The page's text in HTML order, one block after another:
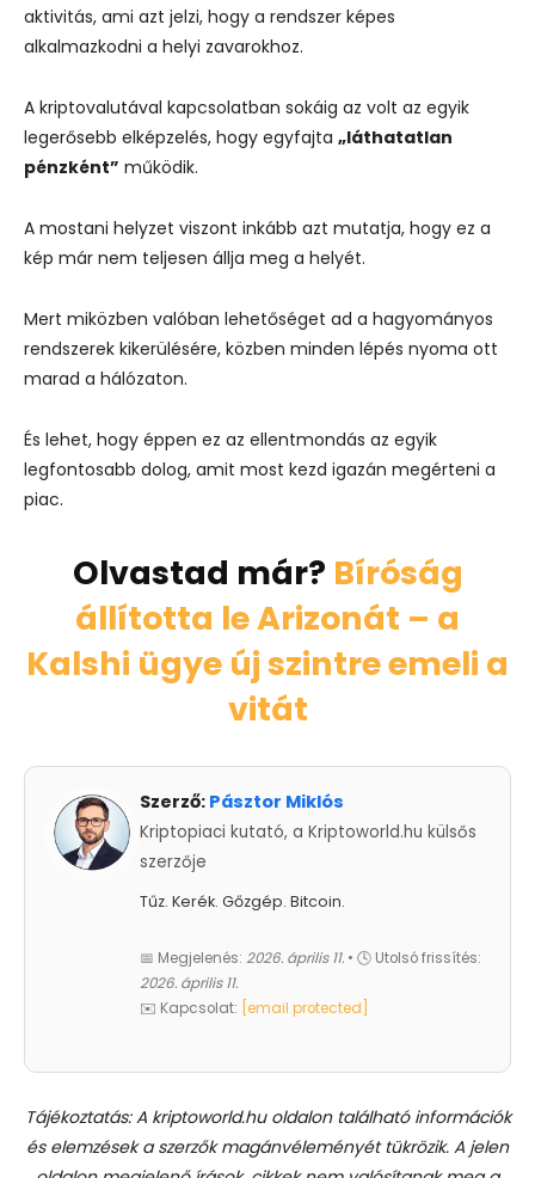
aktivitás, ami azt jelzi, hogy a rendszer képes
alkalmazkodni a helyi zavarokhoz.
A kriptovalutával kapcsolatban sokáig az volt az egyik
legerősebb elképzelés, hogy egyfajta „láthatatlan
pénzként” működik.
A mostani helyzet viszont inkább azt mutatja, hogy ez a
kép már nem teljesen állja meg a helyét.
Mert miközben valóban lehetőséget ad a hagyományos
rendszerek kikerülésére, közben minden lépés nyoma ott
marad a hálózaton.
És lehet, hogy éppen ez az ellentmondás az egyik
legfontosabb dolog, amit most kezd igazán megérteni a
piac.
Olvastad már? Bíróság
állította le Arizonát – a
Kalshi ügye új szintre emeli a
vitát
Szerző: Pásztor Miklós
Kriptopiaci kutató, a Kriptoworld.hu külsős
szerzője
Tűz. Kerék. Gőzgép. Bitcoin.
📅 Megjelenés: 2026. április 11. • 🕓 Utolsó frissítés:
2026. április 11.
✉️ Kapcsolat:
[email protected]
Tájékoztatás: A kriptoworld.hu oldalon található információk
és elemzések a szerzők magánvéleményét tükrözik. A jelen